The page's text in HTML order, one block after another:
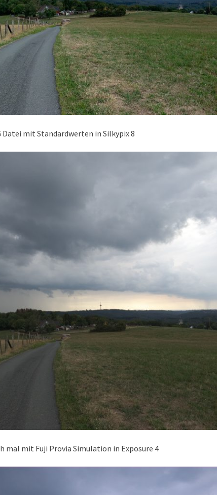
Datei mit Standardwerten in Silkypix 8
mal mit Fuji Provia Simulation in Exposure 4